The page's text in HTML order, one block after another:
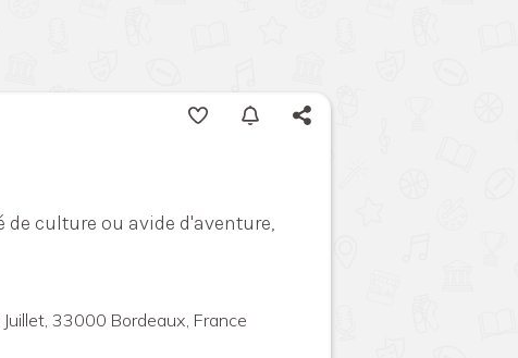
de culture ou avide d'aventure,
33000 Bordeaux, France